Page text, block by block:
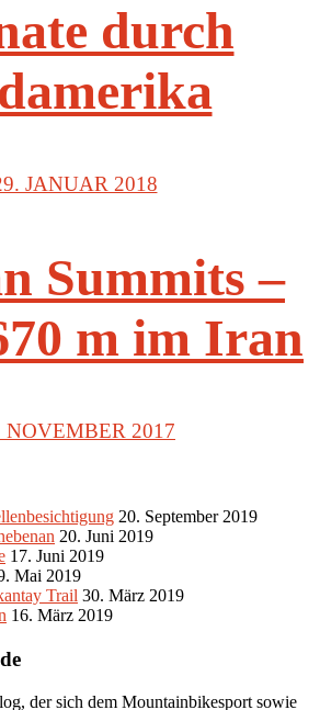
durch
JANUAR 2018
Summits –
m im Iran
NOVEMBER 2017
20. September 2019
20. Juni 2019
17. Juni 2019
Mai 2019
Trail 30. März 2019
16. März 2019
der sich dem Mountainbikesport sowie